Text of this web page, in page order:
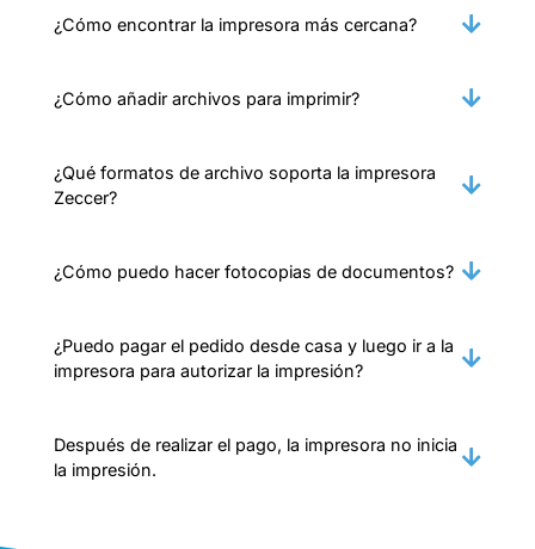
¿Cómo encontrar la impresora más cercana?
¿Cómo añadir archivos para imprimir?
¿Qué formatos de archivo soporta la impresora
Zeccer?
¿Cómo puedo hacer fotocopias de documentos?
¿Puedo pagar el pedido desde casa y luego ir a la
impresora para autorizar la impresión?
Después de realizar el pago, la impresora no inicia
la impresión.